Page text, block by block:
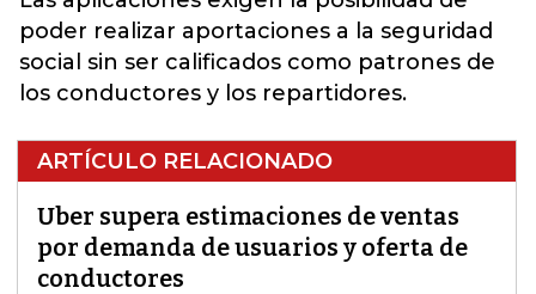
poder realizar aportaciones a la seguridad
social sin ser calificados como patrones de
los conductores y los repartidores.
ARTÍCULO RELACIONADO
Uber supera estimaciones de ventas
por demanda de usuarios y oferta de
conductores